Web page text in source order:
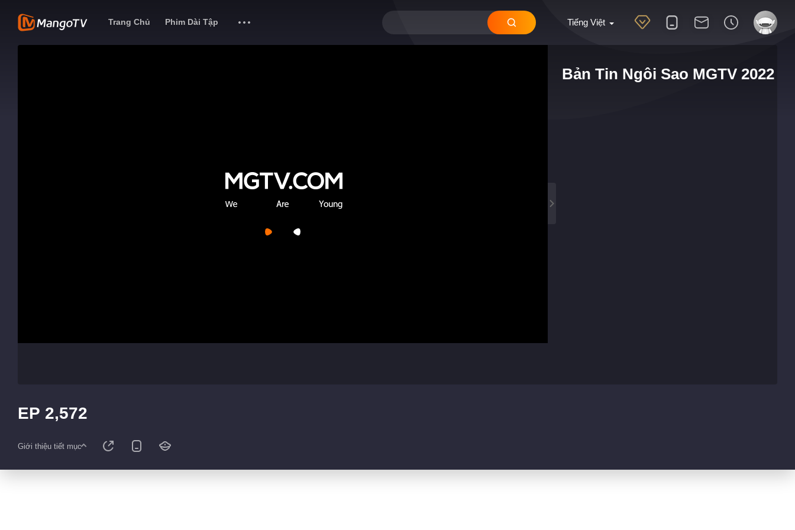
Tiếng Việt
Trang Chủ Phim Dài Tập
Bản Tin Ngôi Sao MGTV 2022
EP 2,572
Giới thiệu tiết mục